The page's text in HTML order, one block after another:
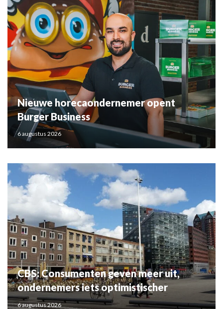
Nieuwe horecaondernemer opent
Burger Business
6 augustus 2026
CBS: Consumenten geven meer uit,
ondernemers iets optimistischer
6 augustus 2026